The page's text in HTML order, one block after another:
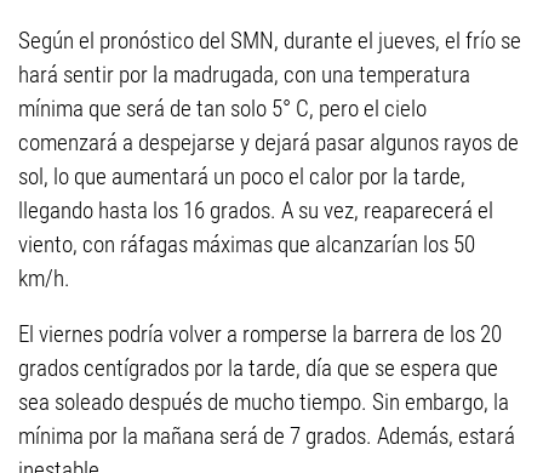
Según el pronóstico del SMN, durante el jueves, el frío se
hará sentir por la madrugada, con una temperatura
mínima que será de tan solo 5° C, pero el cielo
comenzará a despejarse y dejará pasar algunos rayos de
sol, lo que aumentará un poco el calor por la tarde,
llegando hasta los 16 grados. A su vez, reaparecerá el
viento, con ráfagas máximas que alcanzarían los 50
km/h.
El viernes podría volver a romperse la barrera de los 20
grados centígrados por la tarde, día que se espera que
sea soleado después de mucho tiempo. Sin embargo, la
mínima por la mañana será de 7 grados. Además, estará